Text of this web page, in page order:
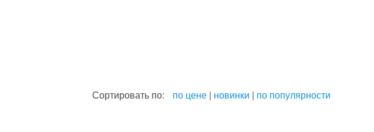
Сортировать по: по цене | новинки | по популярности